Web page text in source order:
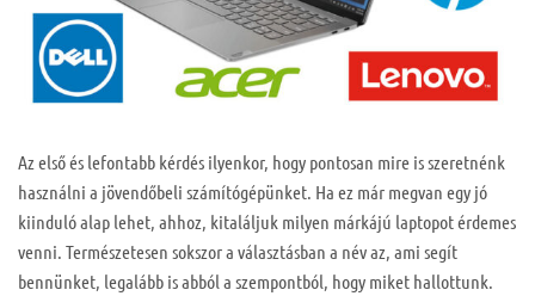
Az első és lefontabb kérdés ilyenkor, hogy pontosan mire is szeretnénk
használni a jövendőbeli számítógépünket. Ha ez már megvan egy jó
kiinduló alap lehet, ahhoz, kitaláljuk milyen márkájú laptopot érdemes
venni. Természetesen sokszor a választásban a név az, ami segít
bennünket, legalább is abból a szempontból, hogy miket hallottunk.